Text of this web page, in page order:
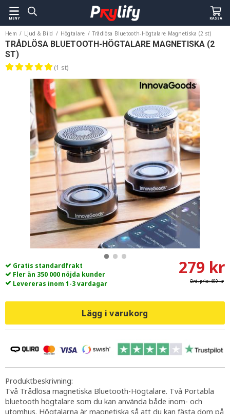
MENY KASSA
Hem / Ljud & Bild / Högtalare / Trådlösa Bluetooth-Högtalare Magnetiska (2 st)
TRÅDLÖSA BLUETOOTH-HÖGTALARE MAGNETISKA (2
ST)
(1 st)
Gratis standardfrakt
Fler än 350 000 nöjda kunder
Levereras inom 1-3 vardagar
279 kr
Ord. pris:499 kr
Lägg i varukorg
Produktbeskrivning:
Två Trådlösa magnetiska Bluetooth-Högtalare. Två Portabla
bluetooth högtalare som du kan använda både inom- och
utomhus. Högtalarna är magnetiska så att du kan fästa dom på